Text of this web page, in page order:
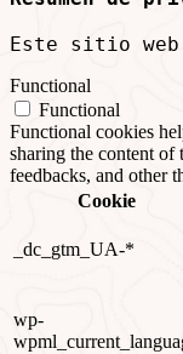
Este sitio
Functional
Functional
Functional cookies
sharing the content of
feedbacks, and other
Cookie
_dc_gtm_UA-*
wp-